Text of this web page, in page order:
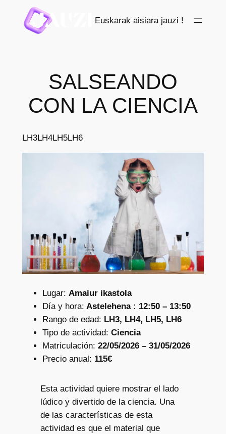
contenido
Euskarak aisiara jauzi !
SALSEANDO
CON LA CIENCIA
LH3LH4LH5LH6
Lugar: Amaiur ikastola
Día y hora: Astelehena : 12:50 – 13:50
Rango de edad: LH3, LH4, LH5, LH6
Tipo de actividad: Ciencia
Matriculación: 22/05/2026 – 31/05/2026
Precio anual: 115€
Esta actividad quiere mostrar el lado
lúdico y divertido de la ciencia. Una
de las características de esta
actividad es que el material que